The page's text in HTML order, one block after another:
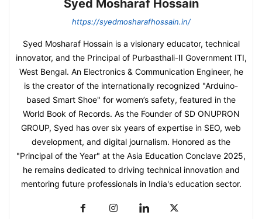
Syed Mosharaf Hossain
https://syedmosharafhossain.in/
Syed Mosharaf Hossain is a visionary educator, technical
innovator, and the Principal of Purbasthali-II Government ITI,
West Bengal. An Electronics & Communication Engineer, he
is the creator of the internationally recognized "Arduino-
based Smart Shoe" for women’s safety, featured in the
World Book of Records. As the Founder of SD ONUPRON
GROUP, Syed has over six years of expertise in SEO, web
development, and digital journalism. Honored as the
"Principal of the Year" at the Asia Education Conclave 2025,
he remains dedicated to driving technical innovation and
mentoring future professionals in India's education sector.